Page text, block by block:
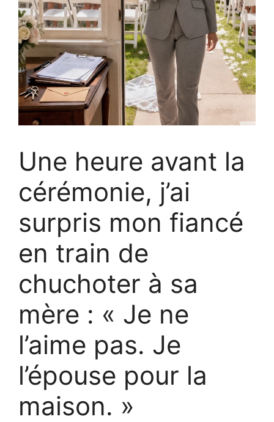
Une heure avant la
cérémonie, j’ai
surpris mon fiancé
en train de
chuchoter à sa
mère : « Je ne
l’aime pas. Je
l’épouse pour la
maison. »